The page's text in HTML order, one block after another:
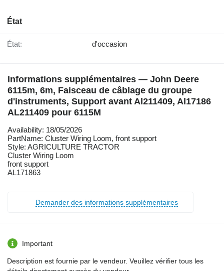
État
État: d'occasion
Informations supplémentaires — John Deere
6115m, 6m, Faisceau de câblage du groupe
d'instruments, Support avant Al211409, Al17186
AL211409 pour 6115M
Availability: 18/05/2026
PartName: Cluster Wiring Loom, front support
Style: AGRICULTURE TRACTOR
Cluster Wiring Loom
front support
AL171863
Demander des informations supplémentaires
Important
Description est fournie par le vendeur. Veuillez vérifier tous les